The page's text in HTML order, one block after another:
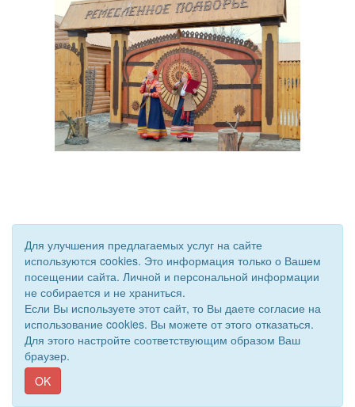
© 2018 - 2026 Подворье . Все права защищены.
Сайт создан при поддержке «Информационная сеть RD
Для улучшения предлагаемых услуг на сайте
используются cookies. Это информация только о Вашем
посещении сайта. Личной и персональной информации
не собирается и не храниться.
Если Вы используете этот сайт, то Вы даете согласие на
использование cookies. Вы можете от этого отказаться.
Для этого настройте соответствующим образом Ваш
браузер.
OK